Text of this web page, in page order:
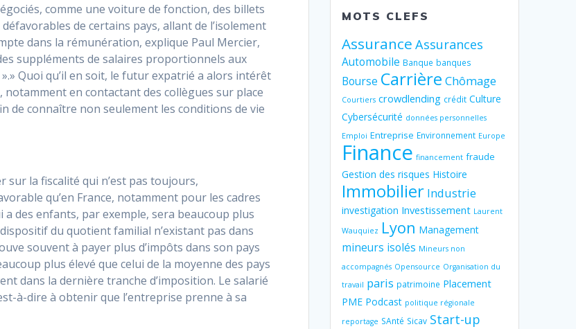
comme une voiture de fonction, des billets
de certains pays, allant de l’isolement
dans la rémunération, explique Paul Mercier,
suppléments de salaires proportionnels aux
Quoi qu’il en soit, le futur expatrié a alors intérêt
en contactant des collègues sur place
de connaître non seulement les conditions de vie
sur la fiscalité qui n’est pas toujours,
qu’en France, notamment pour les cadres
des enfants, par exemple, sera beaucoup plus
du quotient familial n’existant pas dans
souvent à payer plus d’impôts dans son pays
plus élevé que celui de la moyenne des pays
dans la dernière tranche d’imposition. Le salarié
à-dire à obtenir que l’entreprise prenne à sa
MOTS CLEFS
Assurance Assurances
Automobile Banque banques
Bourse Carrière Chômage
Courtiers crowdlending crédit Culture
Cybersécurité données personnelles
Emploi Entreprise Environnement Europe
Finance financement fraude
Gestion des risques Histoire
Immobilier Industrie
investigation Investissement Laurent
Wauquiez Lyon Management
mineurs isolés Mineurs non
accompagnés Opensource Organisation du
travail paris patrimoine Placement
PME Podcast politique régionale
reportage SAnté Sicav Start-up